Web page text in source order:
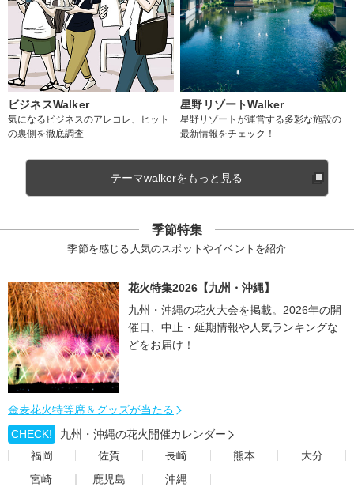
ビジネスWalker
気になるビジネスのアレコレ、ヒット
の裏側を徹底調査
星野リゾートWalker
星野リゾートが運営する多彩な施設の
最新情報をチェック！
テーマwalkerをもっと見る
季節特集
季節を感じる人気のスポットやイベントを紹介
花火特集2026【九州・沖縄】
九州・沖縄の花火大会を掲載。2026年の開
催日、中止・延期情報や人気ランキングな
どをお届け！
金麦花火特等席＆グッズが当たる
CHECK!
九州・沖縄の花火開催カレンダー
福岡
佐賀 長崎 熊本
大分
宮崎
鹿児島 沖縄